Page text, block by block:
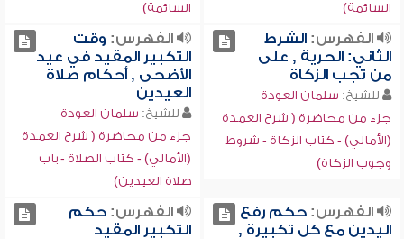
السائمة)
السائمة)
الفهرس:الشرط
الثاني: الحرية , على
من تجب الزكاة
للشيخ: سلمان العودة
جزء من محاضرة ( شرح العمدة
(الأمالي) - كتاب الزكاة - شروط
وجوب الزكاة)
الفهرس: وقت
التكبير المقيد في عيد
الأضحى , أحكام صلاة
العيدين
للشيخ: سلمان العودة
جزء من محاضرة ( شرح العمدة
(الأمالي) - كتاب الصلاة - باب
صلاة العيدين)
الفهرس:حكم رفع
اليدين مع كل تكبيرة ,
الفهرس:حكم
التكبير المقيد